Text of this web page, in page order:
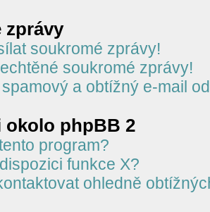
zprávy
soukromé zprávy!
soukromé zprávy!
a obtížný e-mail
okolo phpBB 2
program?
funkce X?
ohledně